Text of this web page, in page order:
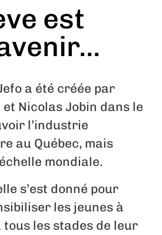
est
a été créée par
Nicolas Jobin dans le
l’industrie
au Québec, mais
mondiale.
s’est donné pour
les jeunes à
les stades de leur